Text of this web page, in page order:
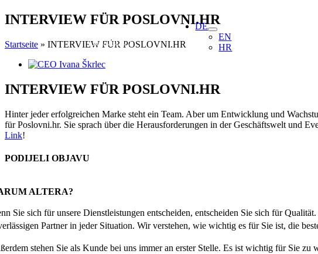
Skip
to
DE
EN
HR
INTERVIEW FÜR POSLOVNI.HR
Startseite » INTERVIEW FÜR POSLOVNI.HR
View
Image
INTERVIEW FÜR POSLOVNI.HR
Hinter jeder erfolgreichen Marke steht ein Team. Aber um Entwicklung und
für Poslovni.hr. Sie sprach über die Herausforderungen in der Geschäftswelt und
Link!
PODIJELI OBJAVU
ALTERA?
Sie sich für unsere Dienstleistungen entscheiden, entscheiden Sie sich für
Partner in jeder Situation. Wir verstehen, wie wichtig es für Sie ist, die
stehen Sie als Kunde bei uns immer an erster Stelle. Es ist wichtig für Sie